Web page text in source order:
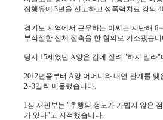
집행유예 3년을 선고하고 성폭력치료 강의
경기도 지역에서 근무하는 이씨는 지난해
부적절한 신체 접촉을 한 혐의로 기소됐습
당시 15세였던 A양은 겁에 질려 "하지 말라
2012년쯤부터 A양 어머니와 내연 관계를
2~3일씩 머물렀습니다.
1심 재판부는 "추행의 정도가 가볍지 않은
가 있다"고 지적했습니다.